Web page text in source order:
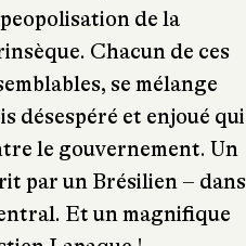
peopolisation de la
Chacun de ces
se mélange
désespéré et enjoué qui
le gouvernement. Un
par un Brésilien – dans
Et un magnifique